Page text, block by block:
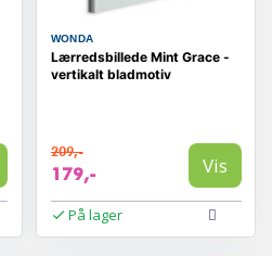
WONDA
Lærredsbillede Mint Grace -
vertikalt bladmotiv
209,-
179,- Vis
På lager